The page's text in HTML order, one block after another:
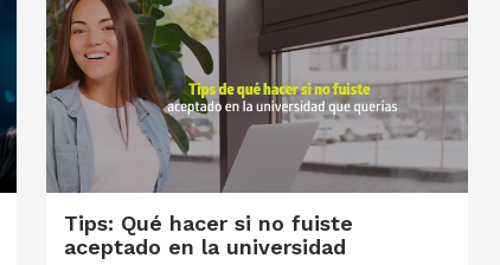
Tips: Qué hacer si no fuiste
aceptado en la universidad